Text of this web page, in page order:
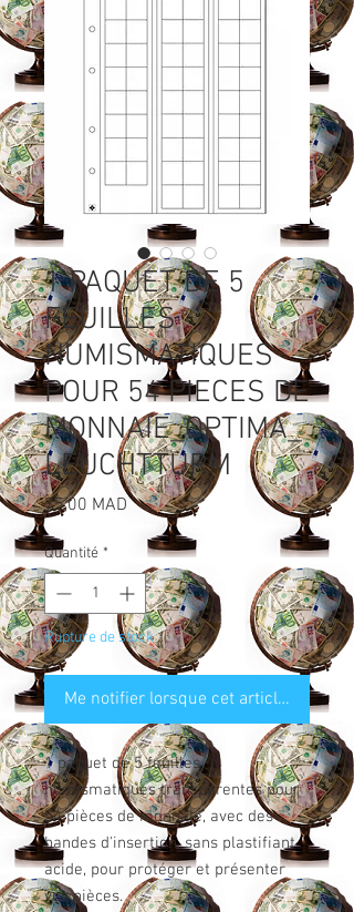
1 PAQUET DE 5
FEUILLES
NUMISMATIQUES
POUR 54 PIECES DE
MONNAIE_OPTIMA_
LEUCHTTURM
75,00 MADPrix
Quantité *
Rupture de stock
Me notifier lorsque cet article est
1 paquet de 5 feuilles
numismatiques transparentes pour
54 pièces de monnaie, avec des
bandes d'insertion, sans plastifiant
acide, pour protéger et présenter
vos pièces.